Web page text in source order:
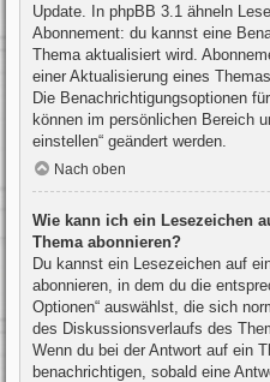
Update. In phpBB 3.1 ähneln
Abonnement: du kannst eine
Thema aktualisiert wird.
einer Aktualisierung eines
Die Benachrichtigungsoptionen
können im persönlichen Bereich
einstellen“ geändert werden.
Nach oben
Wie kann ich ein Lesezeichen
Thema abonnieren?
Du kannst ein Lesezeichen auf
abonnieren, in dem du die
Optionen“ auswählst, die sich
des Diskussionsverlaufs des
Wenn du bei der Antwort auf ein
benachrichtigen, sobald eine